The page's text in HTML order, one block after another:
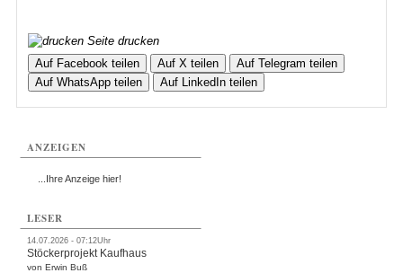
Seite drucken
Auf Facebook teilen
Auf X teilen
Auf Telegram teilen
Auf WhatsApp teilen
Auf LinkedIn teilen
ANZEIGEN
...Ihre Anzeige hier!
LESER
14.07.2026 - 07:12Uhr
Stöckerprojekt Kaufhaus
von Erwin Buß